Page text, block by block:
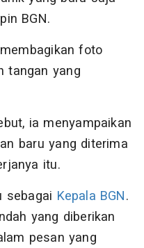
BGN.
foto
tangan yang
ia menyampaikan
baru yang diterima
itu.
sebagai Kepala BGN.
yang diberikan
pesan yang